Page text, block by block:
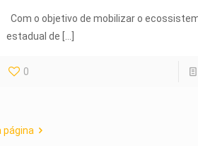
Com o objetivo de mobilizar o
estadual de […]
0
página